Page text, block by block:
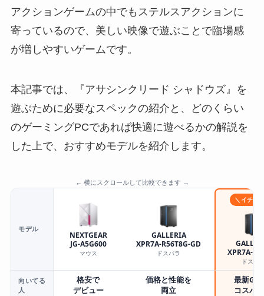
アクションゲームの中でもステルスアクションに
寄っているので、美しい映像で遊ぶことで臨場感
が増しやすいゲームです。
本記事では、『アサシンクリード シャドウズ』を
遊ぶために必要なスペックの紹介と、どのくらい
のゲーミングPCであれば快適に遊べるかの解説を
した上で、おすすめモデルを紹介します。
← 横にスクロールして比較できます →
モデル
NEXTGEAR
JG-A5G600
マウス
GALLERIA
XPR7A-R56T8G-GD
ドスパラ
＼イチオ
XPR7A-
ドスパ
向いてる
人
格安で
デビュー
価格と性能を
両立
最新
コスパ